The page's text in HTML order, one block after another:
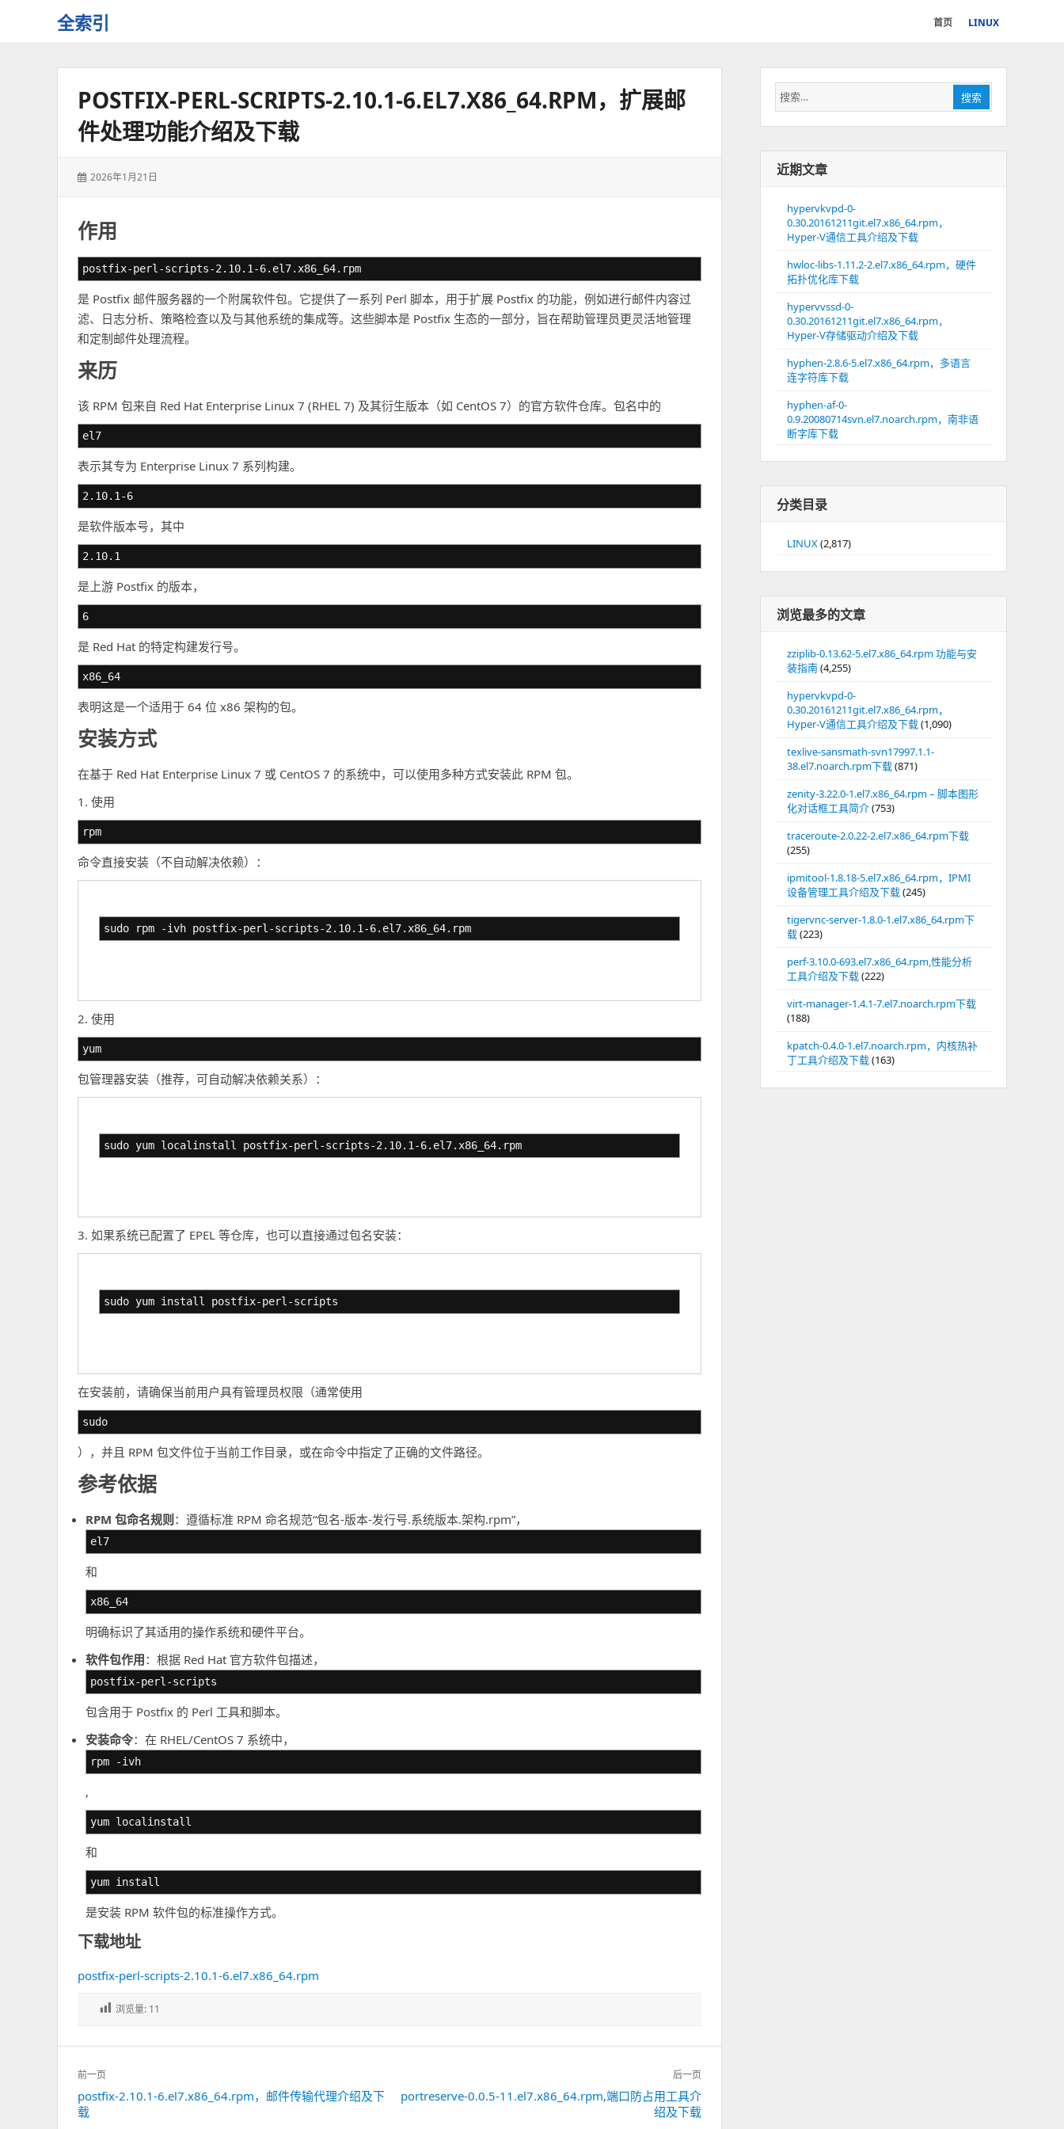
全索引
些
首页 LINUX
POSTFIX-PERL-SCRIPTS-2.10.1-6.EL7.X86_64.RPM，扩展邮
件处理功能介绍及下载
发
2026年1月21日
作用
postfix-perl-scripts-2.10.1-6.el7.x86_64.rpm
是 Postfix 邮件服务器的一个附属软件包。它提供了一系列 Perl 脚本，用于扩展 Postfix 的功能，例如进行邮件内容过
滤、日志分析、策略检查以及与其他系统的集成等。这些脚本是 Postfix 生态的一部分，旨在帮助管理员更灵活地管理
和定制邮件处理流程。
来历
该 RPM 包来自 Red Hat Enterprise Linux 7 (RHEL 7) 及其衍生版本（如 CentOS 7）的官方软件仓库。包名中的
el7
表示其专为 Enterprise Linux 7 系列构建。
2.10.1-6
是软件版本号，其中
2.10.1
是上游 Postfix 的版本，
6
是 Red Hat 的特定构建发行号。
x86_64
表明这是一个适用于 64 位 x86 架构的包。
安装方式
在基于 Red Hat Enterprise Linux 7 或 CentOS 7 的系统中，可以使用多种方式安装此 RPM 包。
1. 使用
rpm
命令直接安装（不自动解决依赖）：
sudo rpm -ivh postfix-perl-scripts-2.10.1-6.el7.x86_64.rpm
2. 使用
yum
包管理器安装（推荐，可自动解决依赖关系）：
sudo yum localinstall postfix-perl-scripts-2.10.1-6.el7.x86_64.rpm
3. 如果系统已配置了 EPEL 等仓库，也可以直接通过包名安装：
sudo yum install postfix-perl-scripts
在安装前，请确保当前用户具有管理员权限（通常使用
sudo
），并且 RPM 包文件位于当前工作目录，或在命令中指定了正确的文件路径。
参考依据
RPM 包命名规则：遵循标准 RPM 命名规范“包名-版本-发行号.系统版本.架构.rpm”，
el7
和
x86_64
明确标识了其适用的操作系统和硬件平台。
软件包作用：根据 Red Hat 官方软件包描述，
postfix-perl-scripts
包含用于 Postfix 的 Perl 工具和脚本。
安装命令：在 RHEL/CentOS 7 系统中，
rpm -ivh
,
yum localinstall
和
yum install
是安装 RPM 软件包的标准操作方式。
下载地址
postfix-perl-scripts-2.10.1-6.el7.x86_64.rpm
浏览量: 11
文
章
导
前一页
上
一
postfix-2.10.1-6.el7.x86_64.rpm，邮件传输代理介绍及下
载
后一页
portreserve-0.0.5-11.el7.x86_64.rpm,端口防占用工具介
绍及下载
搜
索：
搜索
近期文章
hypervkvpd-0-
0.30.20161211git.el7.x86_64.rpm，
Hyper-V通信工具介绍及下载
hwloc-libs-1.11.2-2.el7.x86_64.rpm，硬件
拓扑优化库下载
hypervvssd-0-
0.30.20161211git.el7.x86_64.rpm，
Hyper-V存储驱动介绍及下载
hyphen-2.8.6-5.el7.x86_64.rpm，多语言
连字符库下载
hyphen-af-0-
0.9.20080714svn.el7.noarch.rpm，南非语
断字库下载
分类目录
LINUX(2,817)
浏览最多的文章
zziplib-0.13.62-5.el7.x86_64.rpm 功能与安
装指南(4,255)
hypervkvpd-0-
0.30.20161211git.el7.x86_64.rpm，
Hyper-V通信工具介绍及下载(1,090)
texlive-sansmath-svn17997.1.1-
38.el7.noarch.rpm下载(871)
zenity-3.22.0-1.el7.x86_64.rpm – 脚本图形
化对话框工具简介(753)
traceroute-2.0.22-2.el7.x86_64.rpm下载
(255)
ipmitool-1.8.18-5.el7.x86_64.rpm，IPMI
设备管理工具介绍及下载(245)
tigervnc-server-1.8.0-1.el7.x86_64.rpm下
载(223)
perf-3.10.0-693.el7.x86_64.rpm,性能分析
工具介绍及下载(222)
virt-manager-1.4.1-7.el7.noarch.rpm下载
(188)
kpatch-0.4.0-1.el7.noarch.rpm，内核热补
丁工具介绍及下载(163)